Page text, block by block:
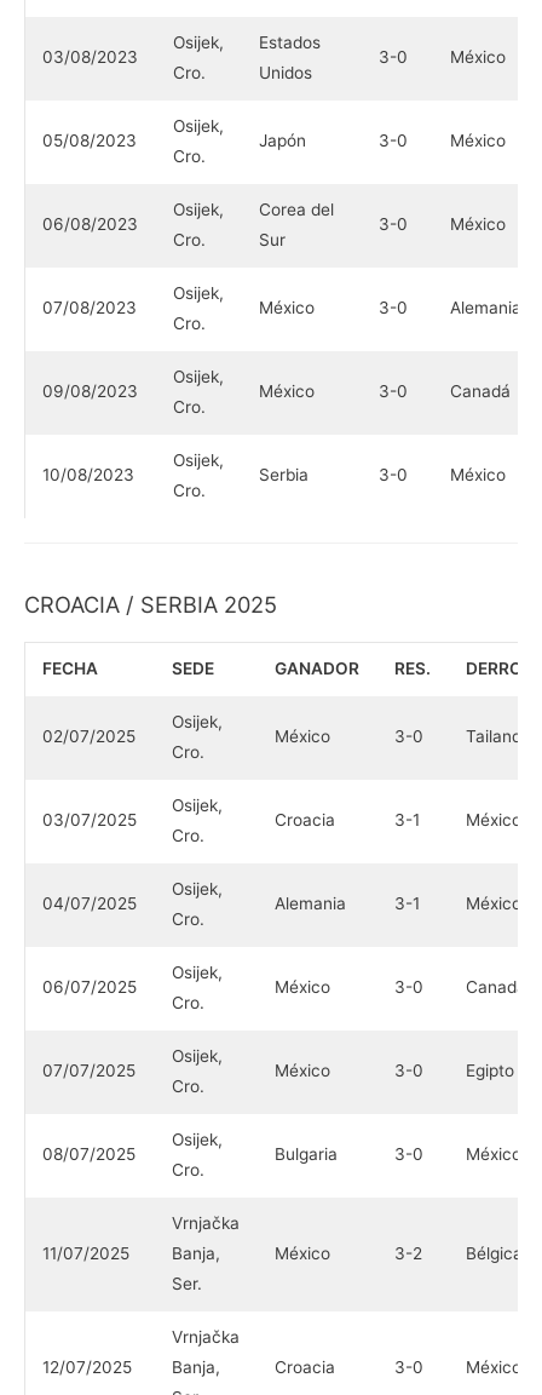
03/08/2023
Osijek,
Cro.
Estados
Unidos
3-0 México
05/08/2023
Osijek,
Cro.
Japón 3-0 México
06/08/2023
Osijek,
Cro.
Corea del
Sur
3-0 México
07/08/2023
Osijek,
Cro.
México 3-0 Alemania
09/08/2023
Osijek,
Cro.
México 3-0 Canadá
10/08/2023
Osijek,
Cro.
Serbia 3-0 México
CROACIA / SERBIA 2025
FECHA SEDE GANADOR RES.
02/07/2025
Osijek,
Cro.
México 3-0 Tailandia
03/07/2025
Osijek,
Cro.
Croacia 3-1 México
04/07/2025
Osijek,
Cro.
Alemania 3-1 México
06/07/2025
Osijek,
Cro.
México 3-0 Canadá
07/07/2025
Osijek,
Cro.
México 3-0 Egipto
08/07/2025
Osijek,
Cro.
Bulgaria 3-0 México
11/07/2025
Vrnjačka
Banja,
Ser.
México 3-2 Bélgica
12/07/2025
Vrnjačka
Banja,
Croacia 3-0 México